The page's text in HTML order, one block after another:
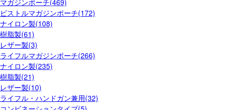
マガジンポーチ(469)
ピストルマガジンポーチ(172)
ナイロン製(108)
樹脂製(61)
レザー製(3)
ライフルマガジンポーチ(266)
ナイロン製(235)
樹脂製(21)
レザー製(10)
ライフル・ハンドガン兼用(32)